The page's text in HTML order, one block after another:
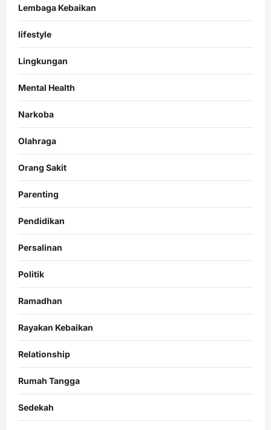
Lembaga Kebaikan
lifestyle
Lingkungan
Mental Health
Narkoba
Olahraga
Orang Sakit
Parenting
Pendidikan
Persalinan
Politik
Ramadhan
Rayakan Kebaikan
Relationship
Rumah Tangga
Sedekah